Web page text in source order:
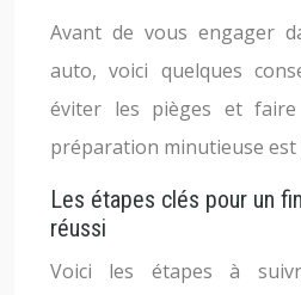
Avant de vous engager
auto, voici quelques
éviter les pièges et
préparation minutieuse est
Les étapes clés pour un
réussi
Voici les étapes à